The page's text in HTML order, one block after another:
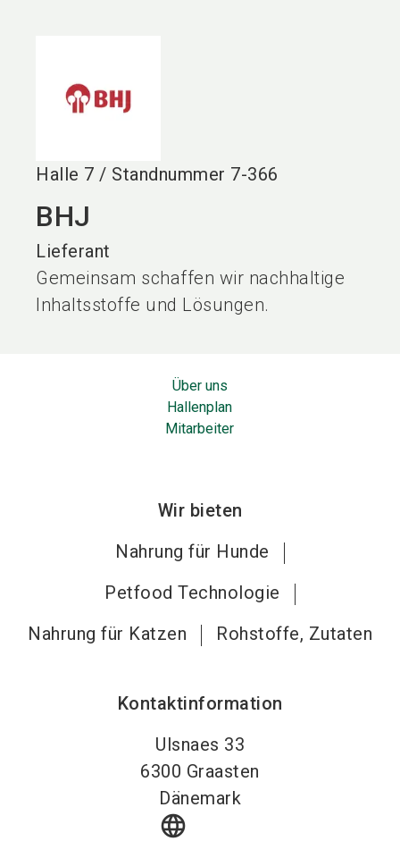
Halle 7 / Standnummer 7-366
BHJ
Lieferant
Gemeinsam schaffen wir nachhaltige
Inhaltsstoffe und Lösungen.
Über uns
Hallenplan
Mitarbeiter
Wir bieten
Nahrung für Hunde
Petfood Technologie
Nahrung für Katzen
Rohstoffe, Zutaten
Kontaktinformation
Ulsnaes 33
6300 Graasten
Dänemark
language